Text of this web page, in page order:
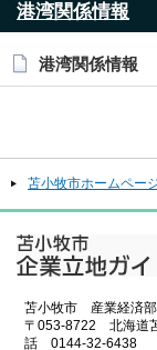
港湾関係情報
港湾関係情報
苫小牧市ホームペー
苫小牧市 産業経済
〒053-8722 北海道
話 0144-32-6438